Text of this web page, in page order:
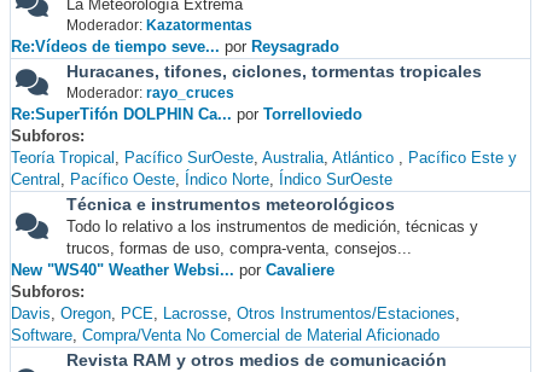
La Meteorología Extrema
Moderador: Kazatormentas
Re:Vídeos de tiempo seve... por Reysagrado
Huracanes, tifones, ciclones, tormentas tropicales
Moderador: rayo_cruces
Re:SuperTifón DOLPHIN Ca... por Torrelloviedo
Subforos
Teoría Tropical
Pacífico SurOeste Australia Atlántico
Pacífico Este y
Central
Pacífico Oeste Índico Norte Índico SurOeste
Técnica e instrumentos meteorológicos
Todo lo relativo a los instrumentos de medición, técnicas y
trucos, formas de uso, compra-venta, consejos...
New "WS40" Weather Websi... por Cavaliere
Subforos
Davis Oregon PCE Lacrosse Otros Instrumentos/Estaciones
Software Compra/Venta No Comercial de Material Aficionado
Revista RAM y otros medios de comunicación